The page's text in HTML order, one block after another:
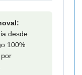
desde
100%